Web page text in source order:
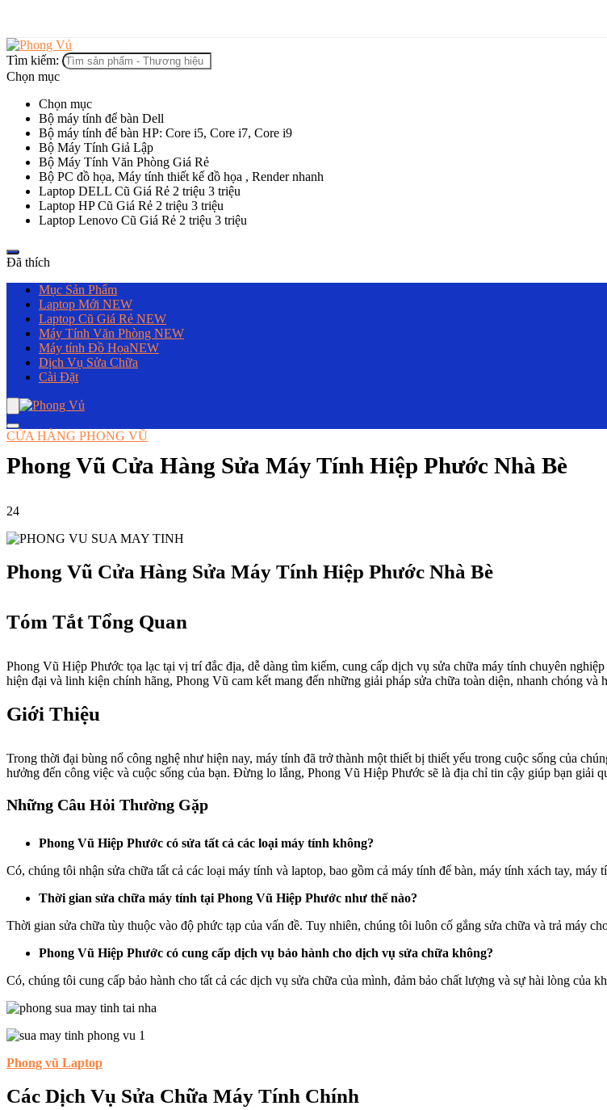
Tìm kiếm:
Chọn mục
Chọn mục
Bộ máy tính để bàn Dell
Bộ máy tính để bàn HP: Core i5, Core i7, Core i9
Bộ Máy Tính Giả Lập
Bộ Máy Tính Văn Phòng Giá Rẻ
Bộ PC đồ họa, Máy tính thiết kế đồ họa , Render nhanh
Laptop DELL Cũ Giá Rẻ 2 triệu 3 triệu
Laptop HP Cũ Giá Rẻ 2 triệu 3 triệu
Laptop Lenovo Cũ Giá Rẻ 2 triệu 3 triệu
Đã thích
Mục Sản Phẩm
Laptop Mới NEW
Laptop Cũ Giá Rẻ NEW
Máy Tính Văn Phòng NEW
Máy tính Đồ HọaNEW
Dịch Vụ Sửa Chữa
Cài Đặt
CỬA HÀNG PHONG VŨ
Phong Vũ Cửa Hàng Sửa Máy Tính Hiệp Phước Nhà Bè
24
Phong Vũ Cửa Hàng Sửa Máy Tính Hiệp Phước Nhà Bè
Tóm Tắt Tổng Quan
Phong Vũ Hiệp Phước tọa lạc tại vị trí đắc địa, dễ dàng tìm kiếm, cung cấp dịch vụ sửa chữa máy tính chuyên
hiện đại và linh kiện chính hãng, Phong Vũ cam kết mang đến những giải pháp sửa chữa toàn diện, nhanh chóng và
Giới Thiệu
Trong thời đại bùng nổ công nghệ như hiện nay, máy tính đã trở thành một thiết bị thiết yếu trong cuộc sống của
hưởng đến công việc và cuộc sống của bạn. Đừng lo lắng, Phong Vũ Hiệp Phước sẽ là địa chỉ tin cậy giúp bạn giải
Những Câu Hỏi Thường Gặp
Phong Vũ Hiệp Phước có sửa tất cả các loại máy tính không?
Có, chúng tôi nhận sửa chữa tất cả các loại máy tính và laptop, bao gồm cả máy tính để bàn, máy tính xách tay, máy
Thời gian sửa chữa máy tính tại Phong Vũ Hiệp Phước như thế nào?
Thời gian sửa chữa tùy thuộc vào độ phức tạp của vấn đề. Tuy nhiên, chúng tôi luôn cố gắng sửa chữa và trả máy
Phong Vũ Hiệp Phước có cung cấp dịch vụ bảo hành cho dịch vụ sửa chữa không?
Có, chúng tôi cung cấp bảo hành cho tất cả các dịch vụ sửa chữa của mình, đảm bảo chất lượng và sự hài lòng của
Phong vũ Laptop
Các Dịch Vụ Sửa Chữa Máy Tính Chính